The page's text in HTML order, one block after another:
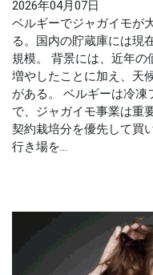
2026年04月07日
ベルギーでジャガイモが
る。国内の貯蔵庫には現
規模。 背景には、近年
増やしたことに加え、天
がある。 ベルギーは冷
で、ジャガイモ事業は重
契約栽培分を優先して買
行き場を...